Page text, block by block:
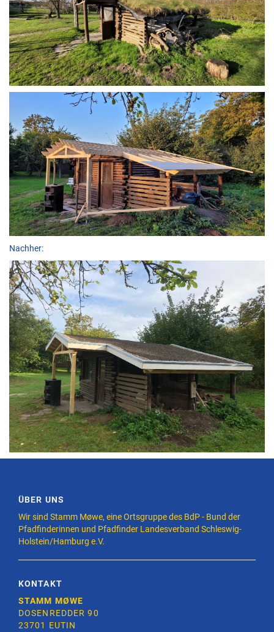
Nachher:
ÜBER UNS
Wir sind Stamm Møwe, eine Ortsgruppe des BdP - Bund der
Pfadfinderinnen und Pfadfinder Landesverband Schleswig-
Holstein/Hamburg e.V.
KONTAKT
STAMM MØWE
DOSENREDDER 90
23701 EUTIN